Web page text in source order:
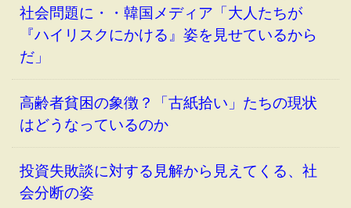
社会問題に・・韓国メディア「大人たちが
『ハイリスクにかける』姿を見せているから
だ」
高齢者貧困の象徴？「古紙拾い」たちの現状
はどうなっているのか
投資失敗談に対する見解から見えてくる、社
会分断の姿